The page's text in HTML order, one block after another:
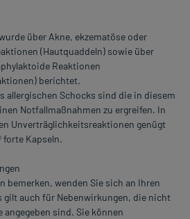
über Akne, ekzematöse oder
(Hautquaddeln) sowie über
Reaktionen
berichtet.
allergischen Schocks sind die in diesem
Notfallmaßnahmen zu ergreifen. In
Unverträglichkeitsreaktionen genügt
forte Kapseln.
bemerken, wenden Sie sich an Ihren
gilt auch für Nebenwirkungen, die nicht
angegeben sind. Sie können